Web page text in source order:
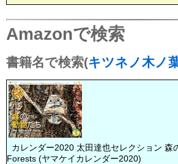
Amazonで検索
書籍名で検索(キツネノ木ノ
カレンダー2020 太田達也セレクション 森
Forests (ヤマケイカレンダー2020)